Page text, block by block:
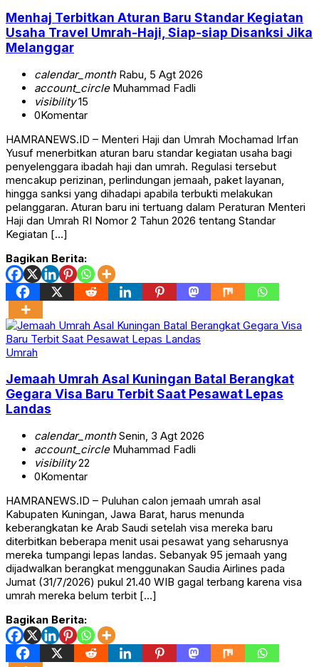
Menhaj Terbitkan Aturan Baru Standar Kegiatan
Usaha Travel Umrah-Haji, Siap-siap Disanksi Jika
Melanggar
calendar_monthRabu, 5 Agt 2026
account_circleMuhammad Fadli
visibility15
0Komentar
HAMRANEWS.ID – Menteri Haji dan Umrah Mochamad Irfan
Yusuf menerbitkan aturan baru standar kegiatan usaha bagi
penyelenggara ibadah haji dan umrah. Regulasi tersebut
mencakup perizinan, perlindungan jemaah, paket layanan,
hingga sanksi yang dihadapi apabila terbukti melakukan
pelanggaran. Aturan baru ini tertuang dalam Peraturan Menteri
Haji dan Umrah RI Nomor 2 Tahun 2026 tentang Standar
Kegiatan […]
Bagikan Berita:
Umrah
Jemaah Umrah Asal Kuningan Batal Berangkat
Gegara Visa Baru Terbit Saat Pesawat Lepas
Landas
calendar_monthSenin, 3 Agt 2026
account_circleMuhammad Fadli
visibility22
0Komentar
HAMRANEWS.ID – Puluhan calon jemaah umrah asal
Kabupaten Kuningan, Jawa Barat, harus menunda
keberangkatan ke Arab Saudi setelah visa mereka baru
diterbitkan beberapa menit usai pesawat yang seharusnya
mereka tumpangi lepas landas. Sebanyak 95 jemaah yang
dijadwalkan berangkat menggunakan Saudia Airlines pada
Jumat (31/7/2026) pukul 21.40 WIB gagal terbang karena visa
umrah mereka belum terbit […]
Bagikan Berita: